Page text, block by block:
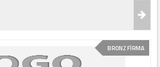
BRONZ FİRMA